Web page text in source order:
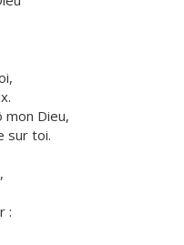
mon Dieu,
sur toi.
: